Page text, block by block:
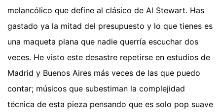
melancólico que define al clásico de Al Stewart. Has
gastado ya la mitad del presupuesto y lo que tienes es
una maqueta plana que nadie querría escuchar dos
veces. He visto este desastre repetirse en estudios de
Madrid y Buenos Aires más veces de las que puedo
contar; músicos que subestiman la complejidad
técnica de esta pieza pensando que es solo pop suave